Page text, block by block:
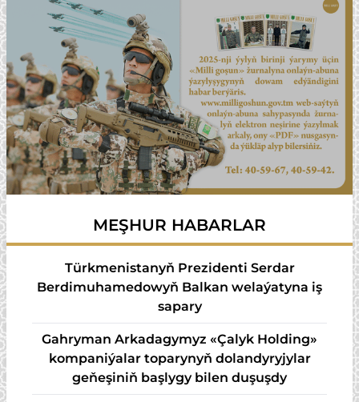
MEŞHUR HABARLAR
Türkmenistanyň Prezidenti Serdar
Berdimuhamedowyň Balkan welaýatyna iş
sapary
Gahryman Arkadagymyz «Çalyk Holding»
kompaniýalar toparynyň dolandyryjylar
geňeşiniň başlygy bilen duşuşdy